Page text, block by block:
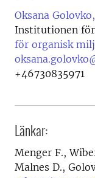
Oksana Golovko,
Institutionen
för organisk
+46730835971
Länkar:
Menger F.,
Malnes D.,